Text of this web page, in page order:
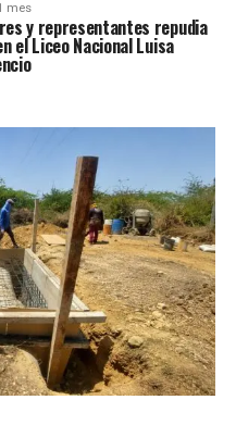
mes
y representantes repudia
el Liceo Nacional Luisa